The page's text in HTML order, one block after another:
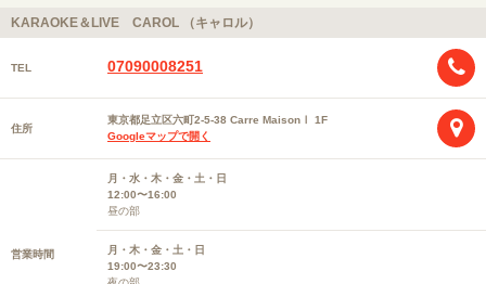
KARAOKE＆LIVE CAROL （キャロル）
TEL 07090008251
住所
東京都足立区六町2-5-38 Carre MaisonⅠ 1F
Googleマップで開く
営業時間
月・水・木・金・土・日
12:00〜16:00
昼の部
月・木・金・土・日
19:00〜23:30